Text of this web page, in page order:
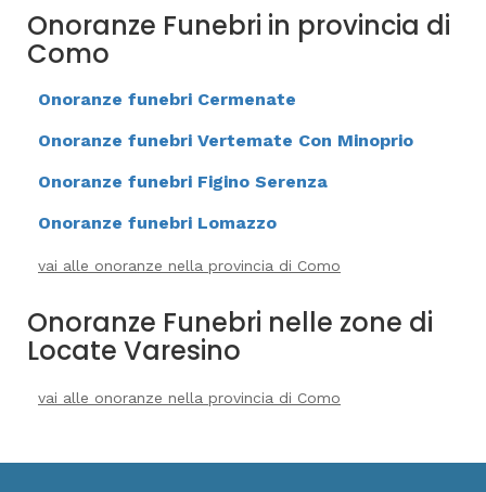
Onoranze Funebri in provincia di
Como
Onoranze funebri Cermenate
Onoranze funebri Vertemate Con Minoprio
Onoranze funebri Figino Serenza
Onoranze funebri Lomazzo
vai alle onoranze nella provincia di Como
Onoranze Funebri nelle zone di
Locate Varesino
vai alle onoranze nella provincia di Como